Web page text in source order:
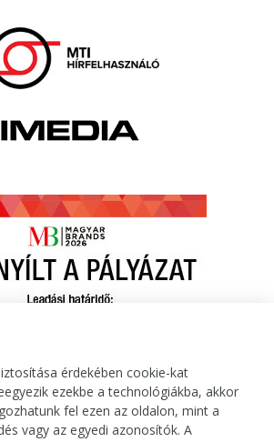
érdekében cookie-kat
ezekbe a technológiákba, akkor
fel ezen az oldalon, mint a
vagy az egyedi azonosítók. A